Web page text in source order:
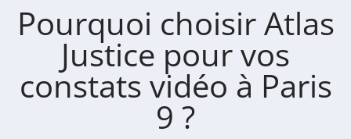
Pourquoi choisir Atlas
Justice pour vos
constats vidéo à Paris
9 ?